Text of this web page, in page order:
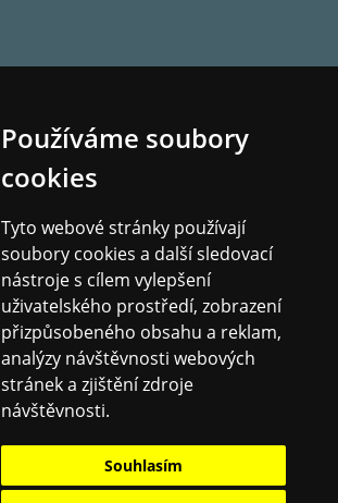
Používáme soubory
cookies
Tyto webové stránky používají
soubory cookies a další sledovací
nástroje s cílem vylepšení
uživatelského prostředí, zobrazení
přizpůsobeného obsahu a reklam,
analýzy návštěvnosti webových
stránek a zjištění zdroje
návštěvnosti.
Souhlasím
Platba